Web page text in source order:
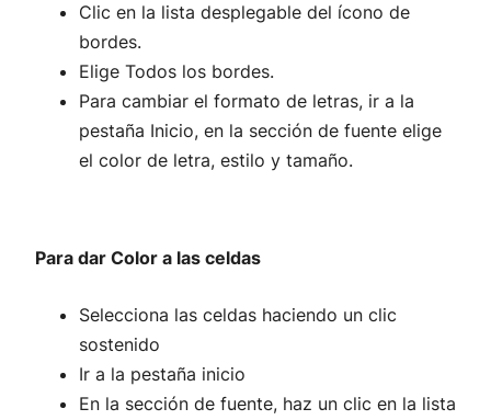
Clic en la lista desplegable del ícono de
bordes.
Elige Todos los bordes.
Para cambiar el formato de letras, ir a la
pestaña Inicio, en la sección de fuente elige
el color de letra, estilo y tamaño.
Para dar Color a las celdas
Selecciona las celdas haciendo un clic
sostenido
Ir a la pestaña inicio
En la sección de fuente, haz un clic en la lista